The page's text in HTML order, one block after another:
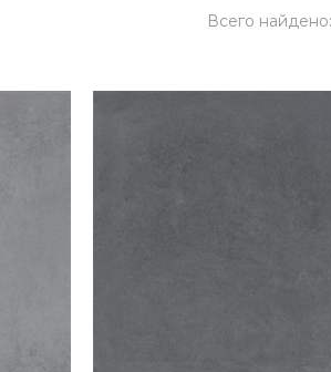
Всего найдено: